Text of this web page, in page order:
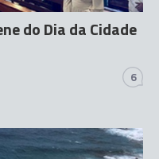
do Dia da Cidade
6